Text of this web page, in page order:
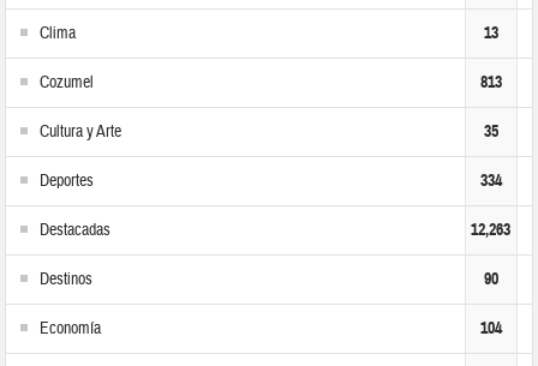
Clima 13
Cozumel 813
Cultura y Arte 35
Deportes 334
Destacadas 12,263
Destinos 90
Economía 104